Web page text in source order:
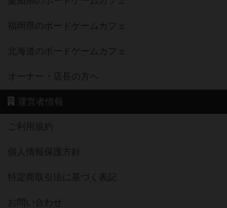
福岡県のボードゲームカフェ
北海道のボードゲームカフェ
オーナー・店長の方へ
運営者情報
ご利用規約
個人情報保護方針
特定商取引法に基づく表記
お問い合わせ